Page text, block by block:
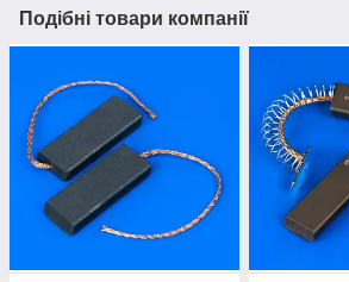
Подібні товари компанії